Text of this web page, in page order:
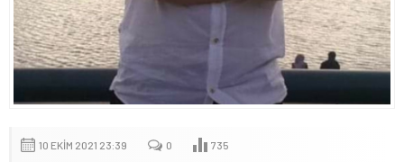
10 EKIM 2021 23:39 0 735